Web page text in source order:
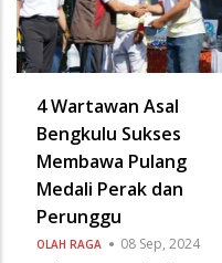
4 Wartawan Asal
Bengkulu Sukses
Membawa Pulang
Medali Perak dan
Perunggu
OLAH RAGA 08 Sep, 2024